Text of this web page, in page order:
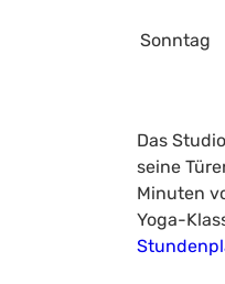
Sonntag
Das
seine
Minuten
Yoga-